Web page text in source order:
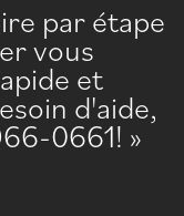
par étape
vous
et
d'aide,
0661!